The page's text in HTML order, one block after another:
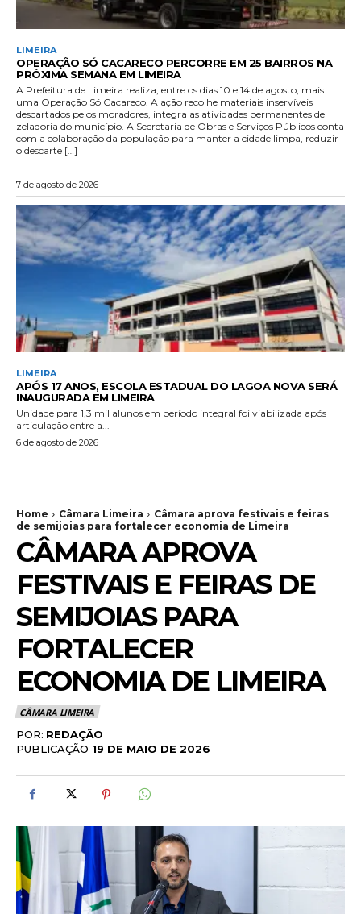
LIMEIRA
OPERAÇÃO SÓ CACARECO PERCORRE EM 25 BAIRROS NA
PRÓXIMA SEMANA EM LIMEIRA
A Prefeitura de Limeira realiza, entre os dias 10 e 14 de agosto, mais
uma Operação Só Cacareco. A ação recolhe materiais inservíveis
descartados pelos moradores, integra as atividades permanentes de
zeladoria do município. A Secretaria de Obras e Serviços Públicos conta
com a colaboração da população para manter a cidade limpa, reduzir
o descarte […]
7 de agosto de 2026
LIMEIRA
APÓS 17 ANOS, ESCOLA ESTADUAL DO LAGOA NOVA SERÁ
INAUGURADA EM LIMEIRA
Unidade para 1,3 mil alunos em período integral foi viabilizada após
articulação entre a...
6 de agosto de 2026